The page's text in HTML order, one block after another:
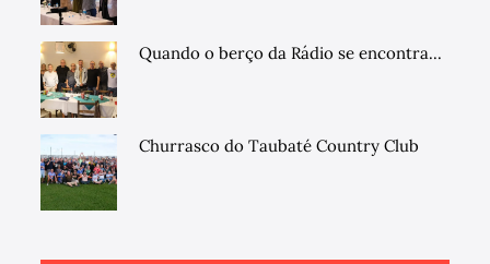
Quando o berço da Rádio se encontra...
Churrasco do Taubaté Country Club